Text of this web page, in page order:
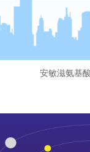
安敏滋氨基